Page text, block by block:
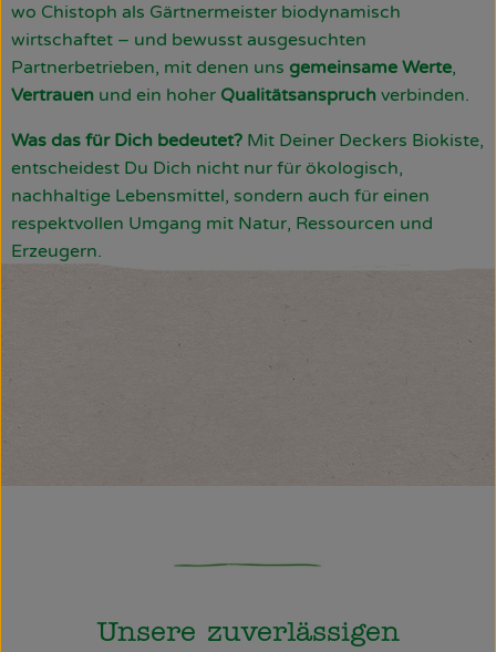
wo Chistoph als Gärtnermeister biodynamisch
wirtschaftet – und bewusst ausgesuchten
Partnerbetrieben, mit denen uns gemeinsame Werte,
Vertrauen und ein hoher Qualitätsanspruch verbinden.
Was das für Dich bedeutet? Mit Deiner Deckers Biokiste,
entscheidest Du Dich nicht nur für ökologisch,
nachhaltige Lebensmittel, sondern auch für einen
respektvollen Umgang mit Natur, Ressourcen und
Erzeugern.
Unsere zuverlässigen